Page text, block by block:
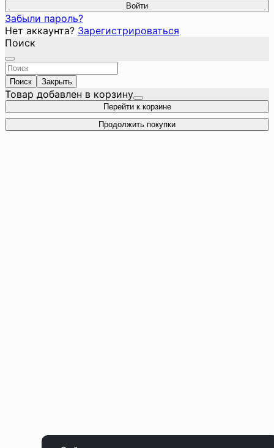
Войти
Забыли пароль?
Нет аккаунта? Зарегистрироваться
Поиск
Поиск Закрыть
Товар добавлен в корзину
Перейти к корзине
Продолжить покупки